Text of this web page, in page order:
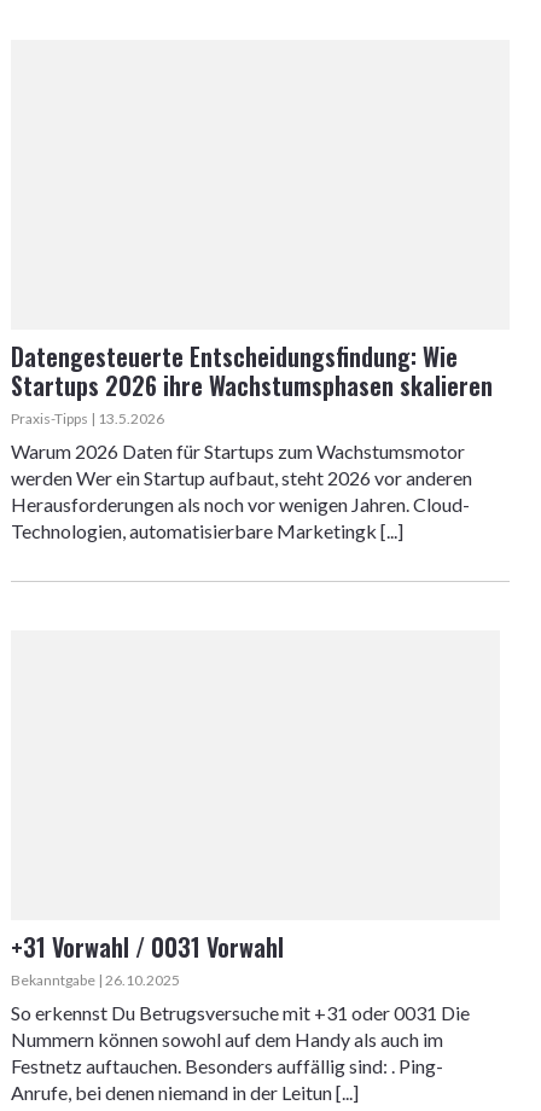
Datengesteuerte Entscheidungsfindung: Wie
Startups 2026 ihre Wachstumsphasen skalieren
Praxis-Tipps | 13.5.2026
Warum 2026 Daten für Startups zum Wachstumsmotor
werden Wer ein Startup aufbaut, steht 2026 vor anderen
Herausforderungen als noch vor wenigen Jahren. Cloud-
Technologien, automatisierbare Marketingk [...]
+31 Vorwahl / 0031 Vorwahl
Bekanntgabe | 26.10.2025
So erkennst Du Betrugsversuche mit +31 oder 0031 Die
Nummern können sowohl auf dem Handy als auch im
Festnetz auftauchen. Besonders auffällig sind: . Ping-
Anrufe, bei denen niemand in der Leitun [...]